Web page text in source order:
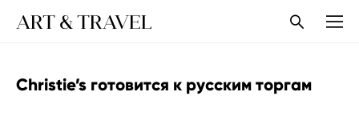
ART & TRAVEL
Christie’s готовится к русским торгам